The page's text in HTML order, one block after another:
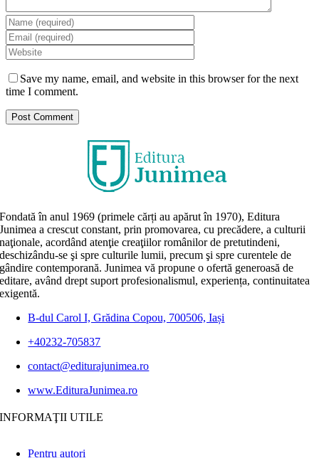
Save my name, email, and website in this browser for the next
time I comment.
Fondată în anul 1969 (primele cărți au apărut în 1970), Editura
Junimea a crescut constant, prin promovarea, cu precădere, a culturii
naţionale, acordând atenţie creaţiilor românilor de pretutindeni,
deschizându-se şi spre culturile lumii, precum şi spre curentele de
gândire contemporană. Junimea vă propune o ofertă generoasă de
editare, având drept suport profesionalismul, experiența, continuitatea
exigentă.
B-dul Carol I, Grădina Copou, 700506, Iași
+40232-705837
contact@editurajunimea.ro
www.EdituraJunimea.ro
INFORMAŢII UTILE
Pentru autori